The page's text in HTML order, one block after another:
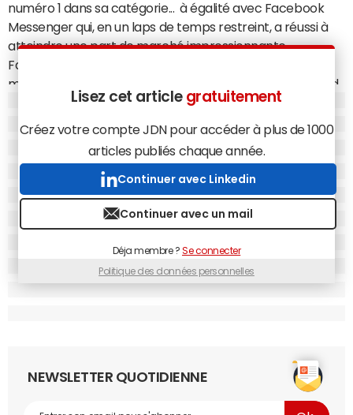
numéro 1 dans sa catégorie... à égalité avec Facebook
Messenger qui, en un laps de temps restreint, a réussi à
atteindreune part de marché impressionnante.
Facebook contrôle donc deux applications de
messagerie instantanée qui comptent chacune 1 milliard
d'utilisateurs.
Facebook contrôle les deux applis de messagerie instantanée les plus
Lisez cet article gratuitement
Créez votre compte JDN pour accéder à plus de 1000
articles publiés chaque année.
Continuer avec Linkedin
Continuer avec un mail
Déja membre ?Se connecter
Politique des données personnelles
NEWSLETTER QUOTIDIENNE